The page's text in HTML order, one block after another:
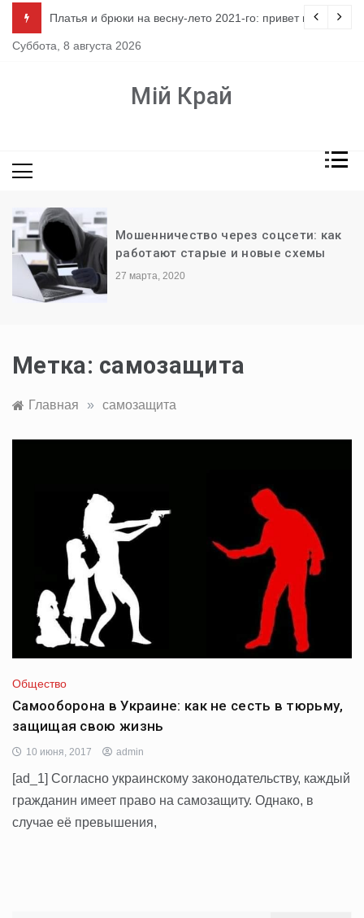
содержимому
Платья и брюки на весну-лето 2021-го: привет из 80-х
Суббота, 8 августа 2026
Мій Край
Мошенничество через соцсети: как
работают старые и новые схемы
27 марта, 2020
Метка: самозащита
Главная » самозащита
Общество
Самооборона в Украине: как не сесть в тюрьму,
защищая свою жизнь
10 июня, 2017 admin
[ad_1] Согласно украинскому законодательству, каждый
гражданин имеет право на самозащиту. Однако, в
случае её превышения,